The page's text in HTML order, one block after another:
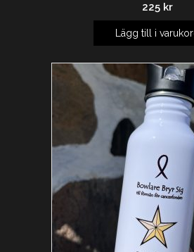
225 kr
Lägg till i